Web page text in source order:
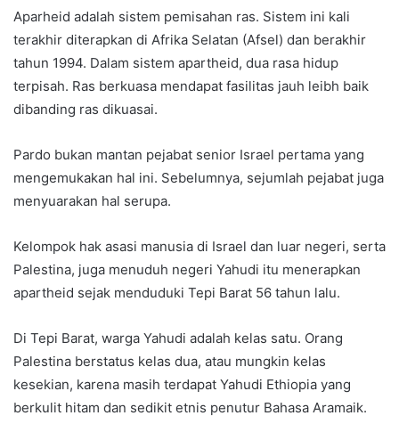
Aparheid adalah sistem pemisahan ras. Sistem ini kali
terakhir diterapkan di Afrika Selatan (Afsel) dan berakhir
tahun 1994. Dalam sistem apartheid, dua rasa hidup
terpisah. Ras berkuasa mendapat fasilitas jauh leibh baik
dibanding ras dikuasai.
Pardo bukan mantan pejabat senior Israel pertama yang
mengemukakan hal ini. Sebelumnya, sejumlah pejabat juga
menyuarakan hal serupa.
Kelompok hak asasi manusia di Israel dan luar negeri, serta
Palestina, juga menuduh negeri Yahudi itu menerapkan
apartheid sejak menduduki Tepi Barat 56 tahun lalu.
Di Tepi Barat, warga Yahudi adalah kelas satu. Orang
Palestina berstatus kelas dua, atau mungkin kelas
kesekian, karena masih terdapat Yahudi Ethiopia yang
berkulit hitam dan sedikit etnis penutur Bahasa Aramaik.